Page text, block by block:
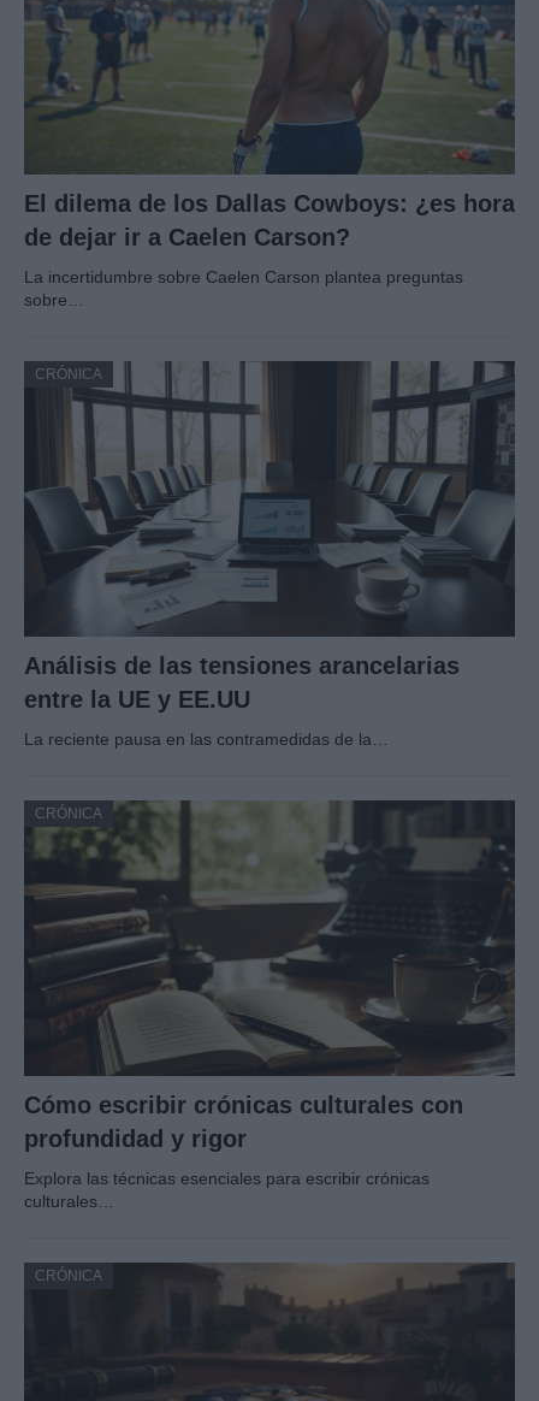
El dilema de los Dallas Cowboys: ¿es hora
de dejar ir a Caelen Carson?
La incertidumbre sobre Caelen Carson plantea preguntas
sobre…
CRÓNICA
Análisis de las tensiones arancelarias
entre la UE y EE.UU
La reciente pausa en las contramedidas de la…
CRÓNICA
Cómo escribir crónicas culturales con
profundidad y rigor
Explora las técnicas esenciales para escribir crónicas
culturales…
CRÓNICA